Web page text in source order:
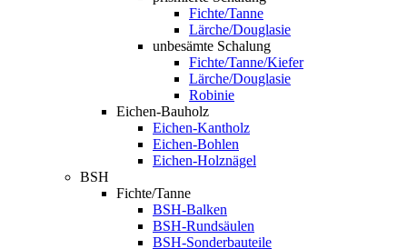
Fichte/Tanne
Lärche/Douglasie
unbesämte Schalung
Fichte/Tanne/Kiefer
Lärche/Douglasie
Robinie
Eichen-Bauholz
Eichen-Kantholz
Eichen-Bohlen
Eichen-Holznägel
BSH
Fichte/Tanne
BSH-Balken
BSH-Rundsäulen
BSH-Sonderbauteile